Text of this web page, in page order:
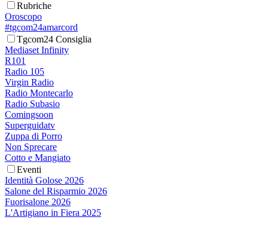
Rubriche
Oroscopo
#tgcom24amarcord
Tgcom24 Consiglia
Mediaset Infinity
R101
Radio 105
Virgin Radio
Radio Montecarlo
Radio Subasio
Comingsoon
Superguidatv
Zuppa di Porro
Non Sprecare
Cotto e Mangiato
Eventi
Identità Golose 2026
Salone del Risparmio 2026
Fuorisalone 2026
L'Artigiano in Fiera 2025